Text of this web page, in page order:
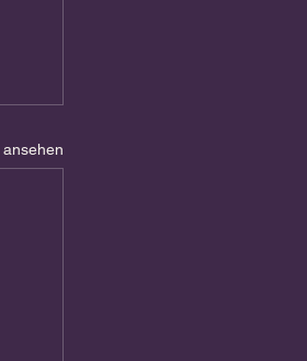
ansehen